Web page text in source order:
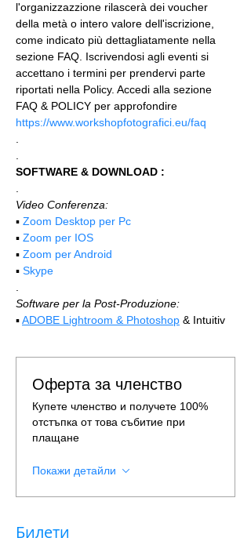
l'organizzazzione rilascerà dei voucher
della metà o intero valore dell'iscrizione,
come indicato più dettagliatamente nella
sezione FAQ. Iscrivendosi agli eventi si
accettano i termini per prendervi parte
riportati nella Policy. Accedi alla sezione
FAQ & POLICY per approfondire
https://www.workshopfotografici.eu/faq
SOFTWARE & DOWNLOAD :
Video Conferenza:
▪️ Zoom Desktop per Pc
▪️ Zoom per IOS
▪️ Zoom per Android
▪️ Skype
Software per la Post-Produzione:
▪️ ADOBE Lightroom & Photoshop & Intuitiv
Оферта за членство
Купете членство и получете 100%
отстъпка от това събитие при
плащане
Покажи детайли
Билети